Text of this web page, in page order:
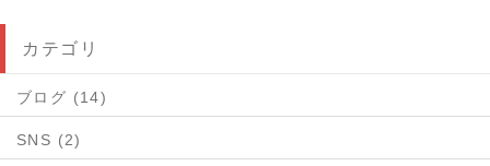
カテゴリ
ブログ (14)
SNS (2)